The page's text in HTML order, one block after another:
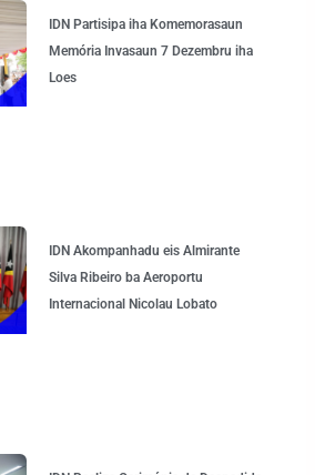
IDN Partisipa iha Komemorasaun
Memória Invasaun 7 Dezembru iha
Loes
IDN Akompanhadu eis Almirante
Silva Ribeiro ba Aeroportu
Internacional Nicolau Lobato